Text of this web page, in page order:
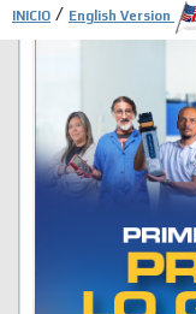
INICIO / English Version
ADS-3A
ADS-3B